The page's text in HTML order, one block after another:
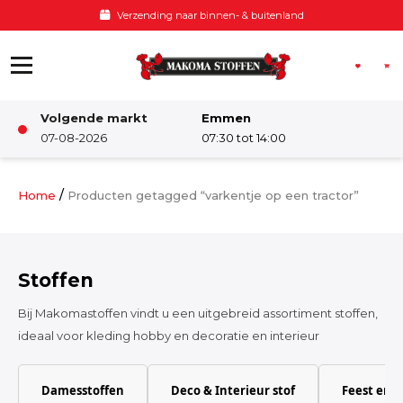
Verzending naar binnen- & buitenland
Volgende markt
07-08-2026
Emmen
07:30 tot 14:00
Damesstoffen
Home / Producten getagged “varkentje op een tractor”
Stoffen
Bij Makomastoffen vindt u een uitgebreid assortiment stoffen,
ideaal voor kleding hobby en decoratie en interieur
Damesstoffen Deco & Interieur stof Feest en